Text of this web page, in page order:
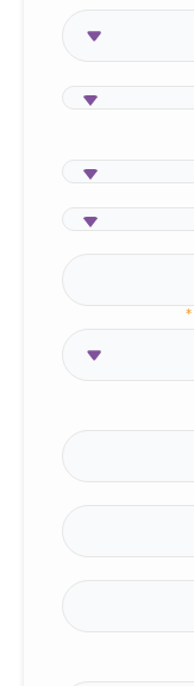
*